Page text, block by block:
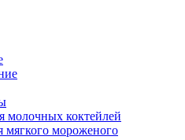
молочных коктейлей
мягкого мороженого